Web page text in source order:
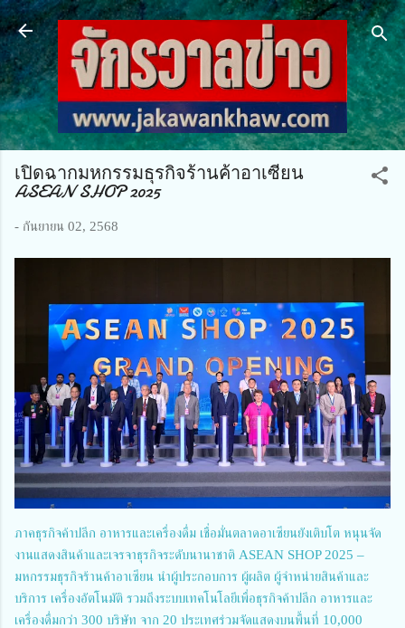
ข้ามไปที่เนื้อหาหลัก
เปิดฉากมหกรรมธุรกิจร้านค้าอาเซียน
ASEAN SHOP 2025
- กันยายน 02, 2568
ภาคธุรกิจค้าปลีก อาหารและเครื่องดื่ม เชื่อมั่นตลาดอาเซียนยังเติบโต หนุนจัด
งานแสดงสินค้าและเจรจาธุรกิจระดับนานาชาติ ASEAN SHOP 2025 –
มหกรรมธุรกิจร้านค้าอาเซียน นำผู้ประกอบการ ผู้ผลิต ผู้จำหน่ายสินค้าและ
บริการ เครื่องอัตโนมัติ รวมถึงระบบเทคโนโลยีเพื่อธุรกิจค้าปลีก อาหารและ
เครื่องดื่มกว่า 300 บริษัท จาก 20 ประเทศร่วมจัดแสดงบนพื้นที่ 10,000